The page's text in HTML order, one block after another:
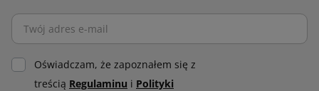
Oświadczam, że zapoznałem się z
treścią Regulaminu i Polityki